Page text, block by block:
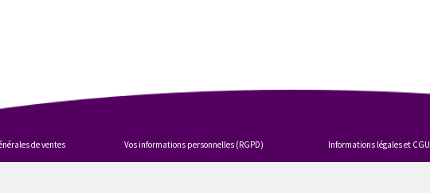
de ventes Vos informations personnelles (RGPD) Informations légales et CGU